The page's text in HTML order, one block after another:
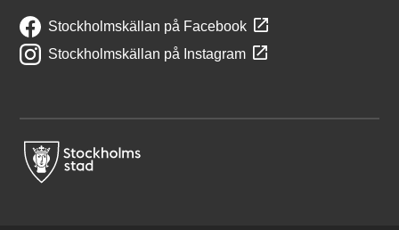
Stockholmskällan på Facebook
Stockholmskällan på Instagram